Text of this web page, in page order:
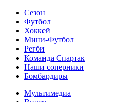
Сезон
Футбол
Хоккей
Мини-Футбол
Регби
Команда Спартак
Наши соперники
Бомбардиры
Мультимедиа